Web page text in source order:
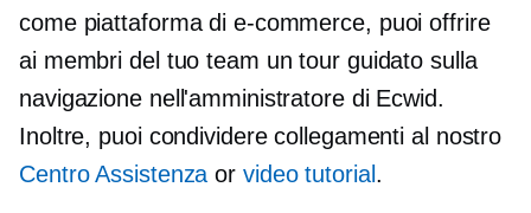
come piattaforma di e-commerce, puoi offrire
ai membri del tuo team un tour guidato sulla
navigazione nell'amministratore di Ecwid.
Inoltre, puoi condividere collegamenti al nostro
Centro Assistenza or video tutorial .